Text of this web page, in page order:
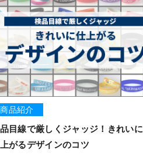
商品紹介
目線で厳しくジャッジ！きれいに
がるデザインのコツ